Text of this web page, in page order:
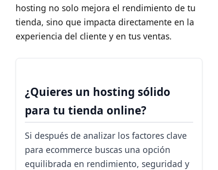
hosting no solo mejora el rendimiento de tu
tienda, sino que impacta directamente en la
experiencia del cliente y en tus ventas.
¿Quieres un hosting sólido
para tu tienda online?
Si después de analizar los factores clave
para ecommerce buscas una opción
equilibrada en rendimiento, seguridad y